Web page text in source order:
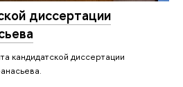
диссертации
кандидатской диссертации